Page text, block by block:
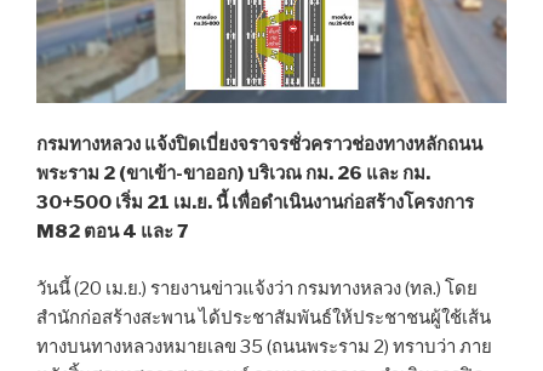
กรมทางหลวง แจ้งปิดเบี่ยงจราจรชั่วคราวช่องทางหลักถนน
พระราม 2 (ขาเข้า-ขาออก) บริเวณ กม. 26 และ กม.
30+500 เริ่ม 21 เม.ย. นี้ เพื่อดำเนินงานก่อสร้างโครงการ
M82 ตอน 4 และ 7
วันนี้ (20 เม.ย.) รายงานข่าวแจ้งว่า กรมทางหลวง (ทล.) โดย
สำนักก่อสร้างสะพาน ได้ประชาสัมพันธ์ให้ประชาชนผู้ใช้เส้น
ทางบนทางหลวงหมายเลข 35 (ถนนพระราม 2) ทราบว่า ภาย